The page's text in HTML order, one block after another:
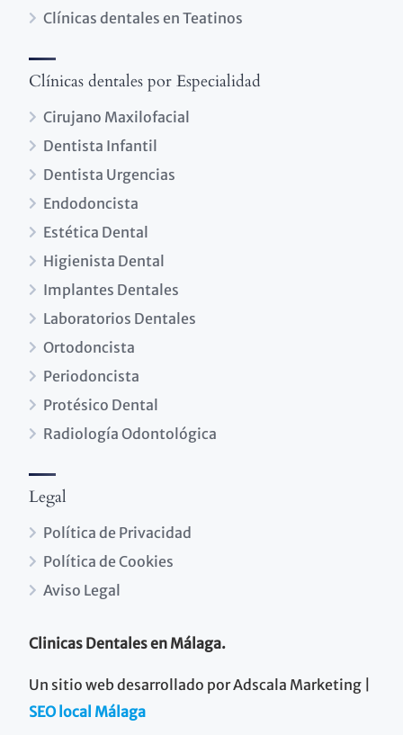
Clínicas dentales en Teatinos
Clínicas dentales por Especialidad
Cirujano Maxilofacial
Dentista Infantil
Dentista Urgencias
Endodoncista
Estética Dental
Higienista Dental
Implantes Dentales
Laboratorios Dentales
Ortodoncista
Periodoncista
Protésico Dental
Radiología Odontológica
Legal
Política de Privacidad
Política de Cookies
Aviso Legal
Clinicas Dentales en Málaga.
Un sitio web desarrollado por Adscala Marketing |
SEO local Málaga